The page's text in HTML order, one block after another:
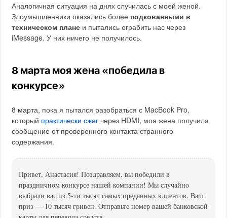
Аналогичная ситуация на днях случилась с моей женой.
Злоумышленники оказались более подкованными в
техническом плане и пытались ограбить нас через
iMessage. У них ничего не получилось.
8 марта моя жена «победила в
конкурсе»
8 марта, пока я пытался разобраться с MacBook Pro,
который практически сжег через HDMI, моя жена получила
сообщение от проверенного контакта странного
содержания.
Привет, Анастасия! Поздравляем, вы победили в
праздничном конкурсе нашей компании! Мы случайно
выбрали вас из 5-ти тысяч самых преданных клиентов. Ваш
приз — 10 тысяч гривен. Отправьте номер вашей банковской